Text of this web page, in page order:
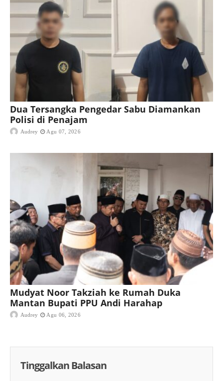
Dua Tersangka Pengedar Sabu Diamankan
Polisi di Penajam
Audrey Agu 07, 2026
Mudyat Noor Takziah ke Rumah Duka
Mantan Bupati PPU Andi Harahap
Audrey Agu 06, 2026
Tinggalkan Balasan